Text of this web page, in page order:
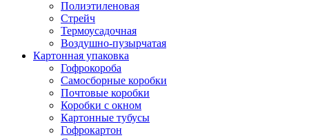
Полиэтиленовая
Стрейч
Термоусадочная
Воздушно-пузырчатая
Картонная упаковка
Гофрокороба
Самосборные коробки
Почтовые коробки
Коробки с окном
Картонные тубусы
Гофрокартон